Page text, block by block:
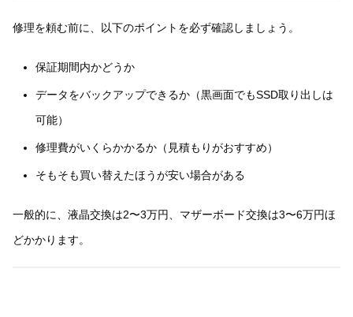
修理を頼む前に、以下のポイントを必ず確認しましょう。
保証期間内かどうか
データをバックアップできるか（黒画面でもSSD取り出しは
可能）
修理費がいくらかかるか（見積もりがおすすめ）
そもそも買い替えたほうが安い場合がある
一般的に、液晶交換は2〜3万円、マザーボード交換は3〜6万円ほ
どかかります。